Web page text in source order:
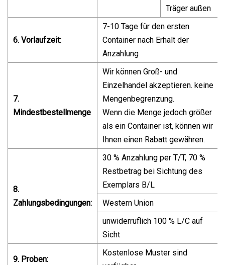
Träger außen
6. Vorlaufzeit:
7-10 Tage für den ersten
Container nach Erhalt der
Anzahlung
7.
Mindestbestellmenge
Wir können Groß- und
Einzelhandel akzeptieren. keine
Mengenbegrenzung.
Wenn die Menge jedoch größer
als ein Container ist, können wir
Ihnen einen Rabatt gewähren.
8.
Zahlungsbedingungen:
30 % Anzahlung per T/T, 70 %
Restbetrag bei Sichtung des
Exemplars B/L
Western Union
unwiderruflich 100 % L/C auf
Sicht
9. Proben:
Kostenlose Muster sind